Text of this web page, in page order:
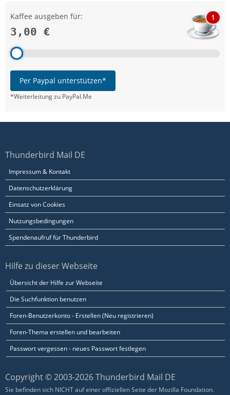
Kaffee ausgeben für:
3,00 €
1
Per Paypal unterstützen*
*Weiterleitung zu PayPal.Me
Thunderbird Mail DE
Impressum & Kontakt
Datenschutzerklärung
Einsatz von Cookies
Nutzungsbedingungen
Spendenaufruf für Thunderbird
Hilfe zu dieser Webseite
Übersicht der Hilfe zur Webseite
Die Suchfunktion benutzen
Foren-Benutzerkonto - Erstellen (Neu registrieren)
Foren-Thema erstellen und bearbeiten
Passwort vergessen - neues Passwort festlegen
Copyright © 2003-2026 Thunderbird Mail DE
Sie befinden sich NICHT auf einer offiziellen Seite der Mozilla Foundation.